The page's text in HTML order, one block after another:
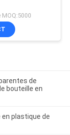
de
bouteille en
plastique de